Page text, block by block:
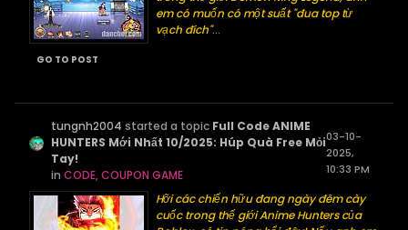
em có muốn có một suất "đua top từ
vạch đích"...
GO TO POST
tungnh2004 started a topic Full Code ANIME
HUNTERS Mới Nhất 10/2025: Húp Quà Free Mỏi
Tay!
in CODE, COUPON GAME
03-10-
2025,
10:33 PM
Hỡi các chiến hữu đang ngày đêm cày
cuốc trong thế giới Anime Hunters của